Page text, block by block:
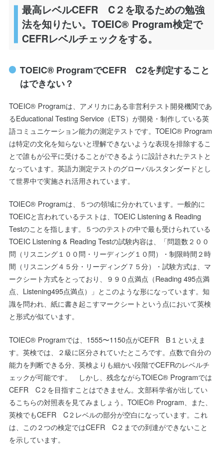
最高レベルCEFR C２を取るための勉強
法を知りたい。TOEIC® Program検定で
CEFRレベルチェックをする。
TOEIC® ProgramでCEFR C2を判定すること
はできない？
TOEIC® Programは、アメリカにある非営利テスト開発機関であ
るEducational Testing Service（ETS）が開発・制作している英
語コミュニケーション能力の測定テストです。TOEIC® Program
は特定の文化を知らないと理解できないような表現を排除するこ
とで誰もが公平に受けることができるように設計されたテストと
なっています。英語力測定テストのグローバルスタンダードとし
て世界中で実施され活用されています。
TOIEC® Programは、５つの領域に分かれています。一般的に
TOEICと言われているテストは、TOEIC Listening & Reading
Testのことを指します。５つのテストの中で最も受けられている
TOEIC Listening & Reading Testの試験内容は、「問題数２００
問（リスニング１００問・リーディング１０問）・制限時間２時
間（リスニング４５分・リーディング７５分）・試験方式は、マ
ークシート方式をとっており、９９０点満点（Reading 495点満
点、Listening495点満点）」とこのような形になっています。知
識を問われ、紙に書き起こすマークシートという点において英検
と形式が似ています。
TOIEC® Programでは、1555〜1150点がCEFR B１といえま
す。英検では、２級に区分されていたところです。点数で自分の
能力を判断できる分、英検よりも細かい段階でCEFRのレベルチ
ェックが可能です。 しかし、残念ながらTOIEC® Programでは
CEFR C２を目指すことはできません。文部科学省が出してい
るこちらの対照表を見てみましょう。TOIEC® Program、また、
英検でもCEFR C２レベルの部分が空白になっています。これ
は、この２つの検定ではCEFR C２までの到達ができないこと
を示しています。